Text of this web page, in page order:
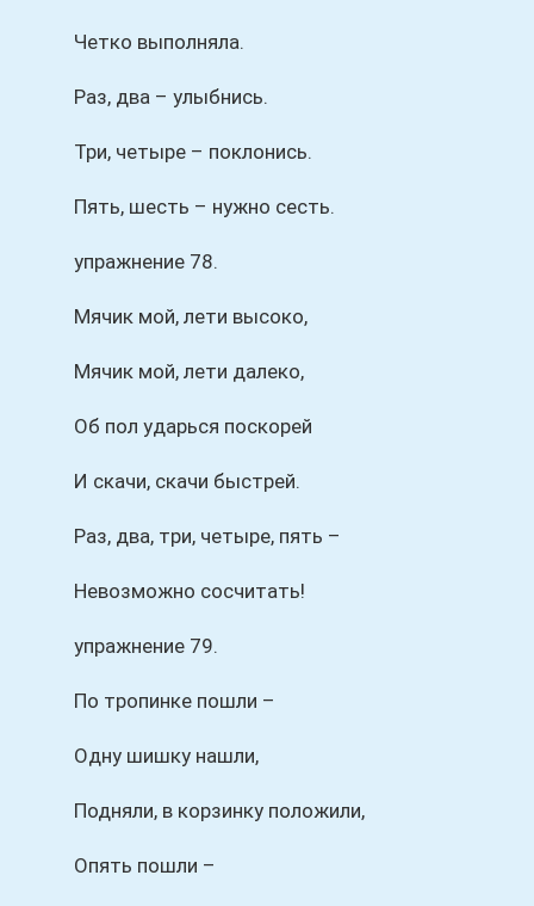
Четко выполняла.
Раз, два – улыбнись.
Три, четыре – поклонись.
Пять, шесть – нужно сесть.
упражнение 78.
Мячик мой, лети высоко,
Мячик мой, лети далеко,
Об пол ударься поскорей
И скачи, скачи быстрей.
Раз, два, три, четыре, пять –
Невозможно сосчитать!
упражнение 79.
По тропинке пошли –
Одну шишку нашли,
Подняли, в корзинку положили,
Опять пошли –